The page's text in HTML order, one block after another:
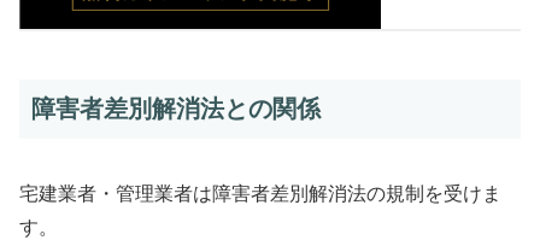
障害者差別解消法との関係
宅建業者・管理業者は障害者差別解消法の規制を受けま
す。